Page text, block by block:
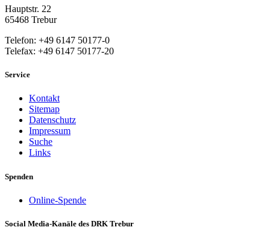
Hauptstr. 22
65468 Trebur
Telefon: +49 6147 50177-0
Telefax: +49 6147 50177-20
Service
Kontakt
Sitemap
Datenschutz
Impressum
Suche
Links
Spenden
Online-Spende
Social Media-Kanäle des DRK Trebur